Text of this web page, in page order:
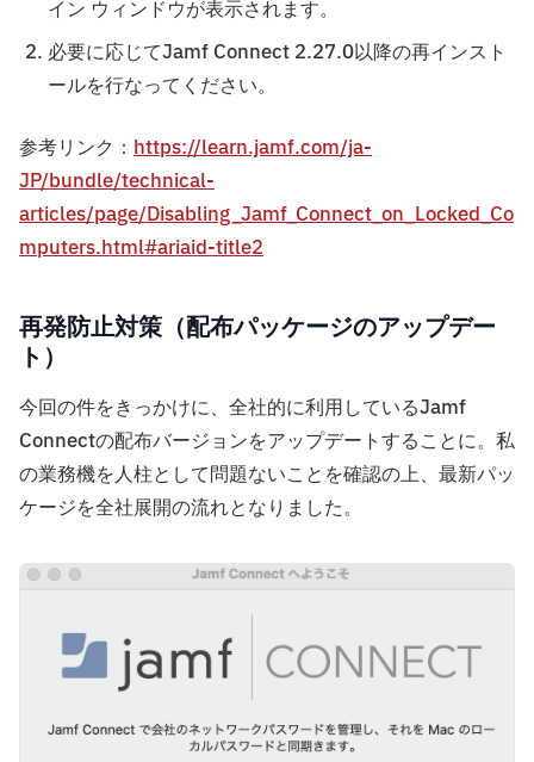
イン ウィンドウが表示されます。
必要に応じてJamf Connect 2.27.0以降の再インスト
ールを行なってください。
参考リンク： https://learn.jamf.com/ja-
JP/bundle/technical-
articles/page/Disabling_Jamf_Connect_on_Locked_Co
mputers.html#ariaid-title2
再発防止対策（配布パッケージのアップデー
ト）
今回の件をきっかけに、全社的に利用しているJamf
Connectの配布バージョンをアップデートすることに。私
の業務機を人柱として問題ないことを確認の上、最新パッ
ケージを全社展開の流れとなりました。